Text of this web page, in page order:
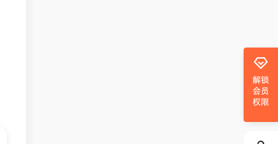
解锁
会员
权限